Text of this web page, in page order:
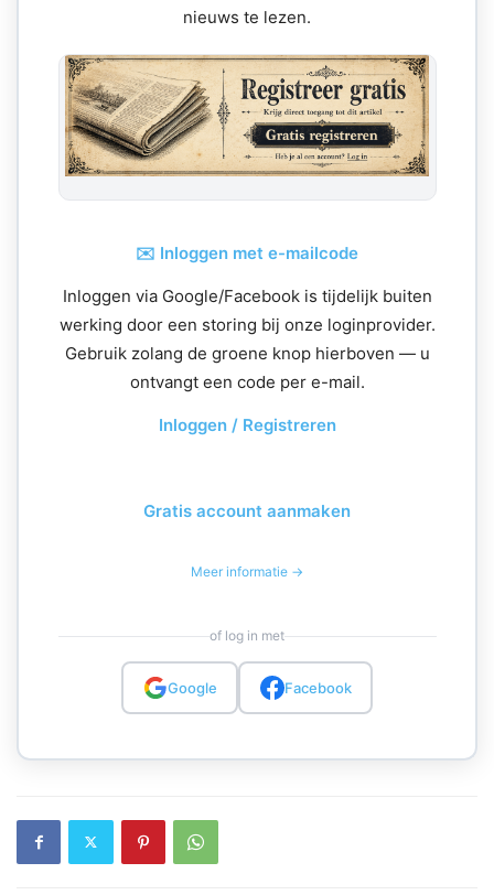
nieuws te lezen.
✉️ Inloggen met e-mailcode
Inloggen via Google/Facebook is tijdelijk buiten
werking door een storing bij onze loginprovider.
Gebruik zolang de groene knop hierboven — u
ontvangt een code per e-mail.
Inloggen / Registreren
Gratis account aanmaken
Meer informatie →
of log in met
Google Facebook